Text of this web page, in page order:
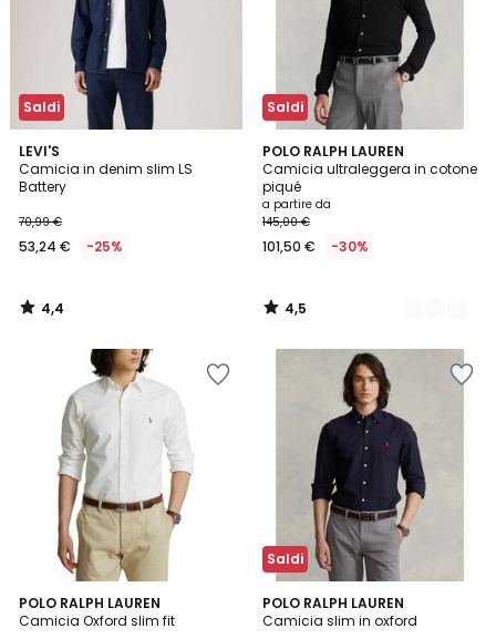
Saldi
LEVI'S
Camicia in denim slim LS
Battery
70,99 €
53,24 € -25%
4,4
/ 5
4,4
/
Saldi
POLO RALPH LAUREN
Camicia ultraleggera in cotone
piqué
a partire da
145,00 €
101,50 € -30%
4,5
/ 5
3
Colori
4,5
/
POLO RALPH LAUREN
Camicia Oxford slim fit
4,5
/ 5
3
Colori
Saldi
POLO RALPH LAUREN
Camicia slim in oxford
4,2
/ 5